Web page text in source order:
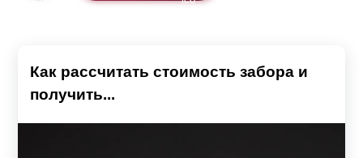
Как рассчитать стоимость забора и
получить...